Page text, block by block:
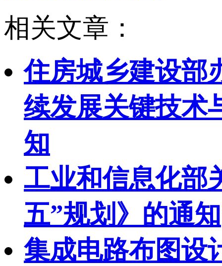
相关文章：
住房城乡建设部
续发展关键技术
知
工业和信息化部
五”规划》的通知
集成电路布图设